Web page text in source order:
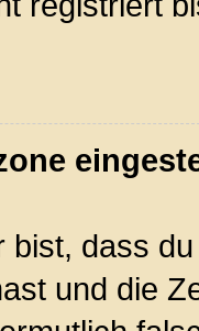
bist, dass
und die